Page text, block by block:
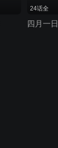
24话全
四月一